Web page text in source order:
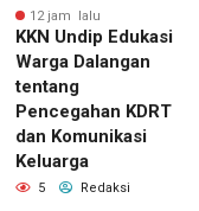
12 jam lalu
KKN Undip Edukasi
Warga Dalangan
tentang
Pencegahan KDRT
dan Komunikasi
Keluarga
5 Redaksi